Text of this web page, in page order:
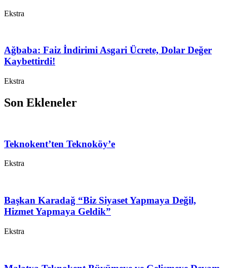
Ekstra
Ağbaba: Faiz İndirimi Asgari Ücrete, Dolar Değer
Kaybettirdi!
Ekstra
Son Ekleneler
Teknokent’ten Teknoköy’e
Ekstra
Başkan Karadağ “Biz Siyaset Yapmaya Değil,
Hizmet Yapmaya Geldik”
Ekstra